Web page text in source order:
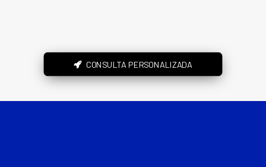
CONSULTA PERSONALIZADA